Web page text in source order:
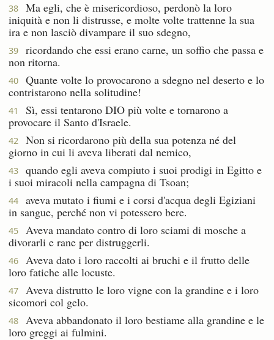
38
Ma egli, che è misericordioso, perdonò la loro
iniquità e non li distrusse, e molte volte trattenne la sua
ira e non lasciò divampare il suo sdegno,
39
ricordando che essi erano carne, un soffio che passa e
non ritorna.
40
Quante volte lo provocarono a sdegno nel deserto e lo
contristarono nella solitudine!
41
Sì, essi tentarono DIO più volte e tornarono a
provocare il Santo d'Israele.
42
Non si ricordarono più della sua potenza né del
giorno in cui li aveva liberati dal nemico,
43
quando egli aveva compiuto i suoi prodigi in Egitto e
i suoi miracoli nella campagna di Tsoan;
44
aveva mutato i fiumi e i corsi d'acqua degli Egiziani
in sangue, perché non vi potessero bere.
45
Aveva mandato contro di loro sciami di mosche a
divorarli e rane per distruggerli.
46
Aveva dato i loro raccolti ai bruchi e il frutto delle
loro fatiche alle locuste.
47
Aveva distrutto le loro vigne con la grandine e i loro
sicomori col gelo.
48
Aveva abbandonato il loro bestiame alla grandine e le
loro greggi ai fulmini.